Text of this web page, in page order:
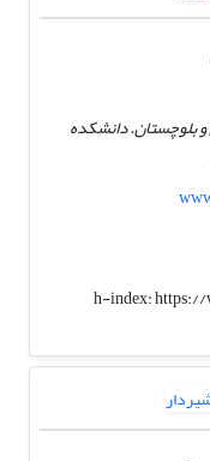
بلوچستان. دانشکده
h-index:https://